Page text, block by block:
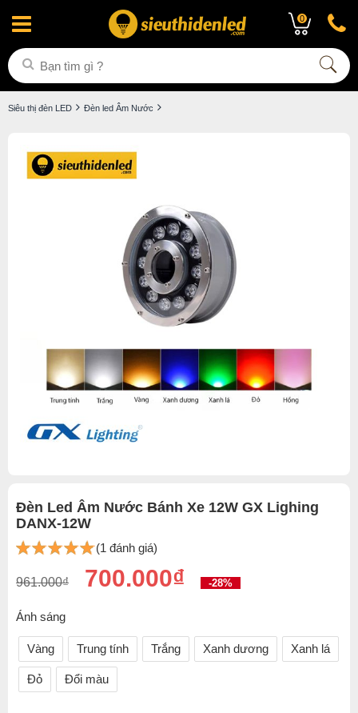
0
Siêu thị đèn LED Đèn led Âm Nước
Đèn Led Âm Nước Bánh Xe 12W GX Lighing
DANX-12W
(1 đánh giá)
961.000₫ 700.000₫ -28%
Ánh sáng
Vàng Trung tính Trắng Xanh dương Xanh lá
Đỏ Đổi màu